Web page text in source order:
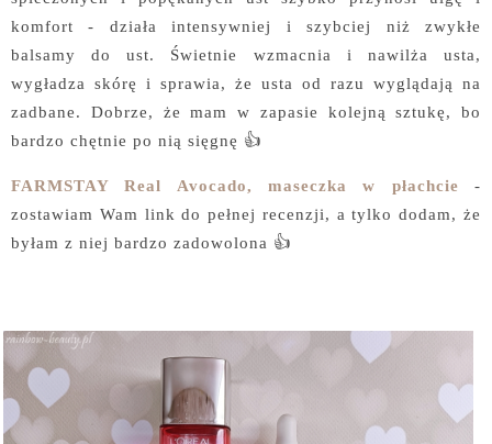
komfort - działa intensywniej i szybciej niż zwykłe
balsamy do ust. Świetnie wzmacnia i nawilża usta,
wygładza skórę i sprawia, że usta od razu wyglądają na
zadbane. Dobrze, że mam w zapasie kolejną sztukę, bo
bardzo chętnie po nią sięgnę 👍
FARMSTAY Real Avocado, maseczka w płachcie -
zostawiam Wam link do pełnej recenzji, a tylko dodam, że
byłam z niej bardzo zadowolona 👍